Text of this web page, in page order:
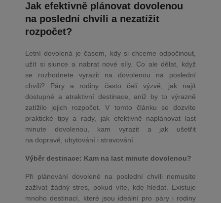
Jak efektivně plánovat dovolenou
na poslední chvíli a nezatížit
rozpočet?
Letní dovolená je časem, kdy si chceme odpočinout,
užít si slunce a nabrat nové síly. Co ale dělat, když
se rozhodnete vyrazit na dovolenou na poslední
chvíli? Páry a rodiny často čelí výzvě, jak najít
dostupné a atraktivní destinace, aniž by to výrazně
zatížilo jejich rozpočet. V tomto článku se dozvíte
praktické tipy a rady, jak efektivně naplánovat last
minute dovolenou, kam vyrazit a jak ušetřit
na dopravě, ubytování i stravování.
Výběr destinace: Kam na last minute dovolenou?
Při plánování dovolené na poslední chvíli nemusíte
zažívat žádný stres, pokud víte, kde hledat. Existuje
mnoho destinací, které jsou ideální pro páry i rodiny